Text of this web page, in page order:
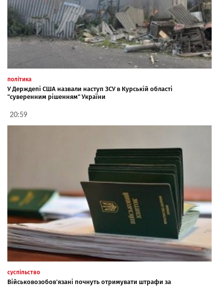
політика
У Держдепі США назвали наступ ЗСУ в Курській області
"суверенним рішенням" України
20:59
суспільство
Військовозобов'язані почнуть отримувати штрафи за